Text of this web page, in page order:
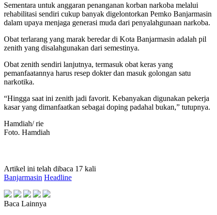
Sementara untuk anggaran penanganan korban narkoba melalui
rehabilitasi sendiri cukup banyak digelontorkan Pemko Banjarmasin
dalam upaya menjaga generasi muda dari penyalahgunaan narkoba.
Obat terlarang yang marak beredar di Kota Banjarmasin adalah pil
zenith yang disalahgunakan dari semestinya.
Obat zenith sendiri lanjutnya, termasuk obat keras yang
pemanfaatannya harus resep dokter dan masuk golongan satu
narkotika.
“Hingga saat ini zenith jadi favorit. Kebanyakan digunakan pekerja
kasar yang dimanfaatkan sebagai doping padahal bukan,” tutupnya.
Hamdiah/ rie
Foto. Hamdiah
Artikel ini telah dibaca 17 kali
Banjarmasin Headline
Baca Lainnya